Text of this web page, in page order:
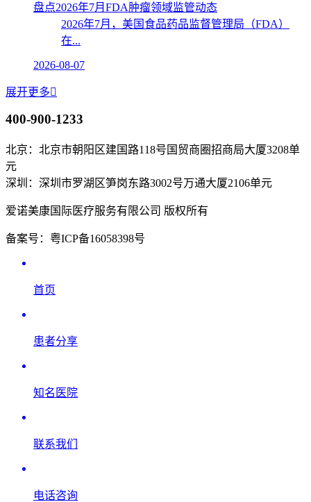
盘点2026年7月FDA肿瘤领域监管动态
2026年7月，美国食品药品监督管理局（FDA）
在...
2026-08-07
展开更多
400-900-1233
北京：北京市朝阳区建国路118号国贸商圈招商局大厦3208单
元
深圳：深圳市罗湖区笋岗东路3002号万通大厦2106单元
爱诺美康国际医疗服务有限公司 版权所有
备案号：粤ICP备16058398号
首页
患者分享
知名医院
联系我们
电话咨询